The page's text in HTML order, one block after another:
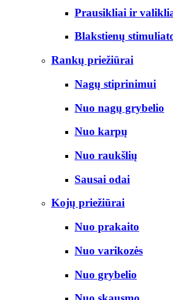
Prausikliai ir
Blakstienų
Rankų priežiūrai
Nagų stiprinimui
Nuo nagų grybelio
Nuo karpų
Nuo raukšlių
Sausai odai
Kojų priežiūrai
Nuo prakaito
Nuo varikozės
Nuo grybelio